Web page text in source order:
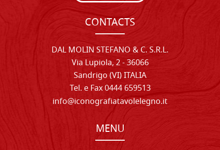
CONTACTS
DAL MOLIN STEFANO & C. S.R.L.
Via Lupiola, 2 - 36066
Sandrigo (VI) ITALIA
Tel. e Fax 0444 659513
info@iconografiatavolelegno.it
MENU